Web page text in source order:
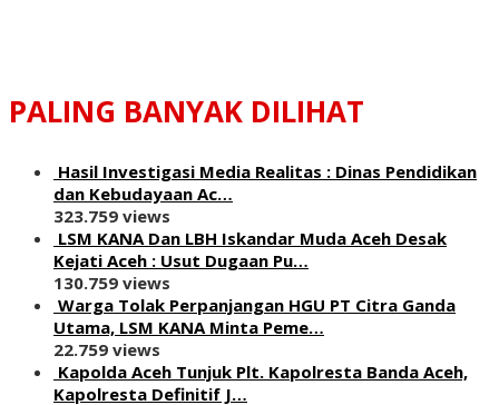
PALING BANYAK DILIHAT
Hasil Investigasi Media Realitas : ‎Dinas Pendidikan
dan Kebudayaan Ac…
323.759 views
LSM KANA Dan LBH Iskandar Muda Aceh Desak
Kejati Aceh : Usut Dugaan Pu…
130.759 views
Warga Tolak Perpanjangan HGU PT Citra Ganda
Utama, LSM KANA Minta Peme…
22.759 views
Kapolda Aceh Tunjuk Plt. Kapolresta Banda Aceh,
Kapolresta Definitif J…